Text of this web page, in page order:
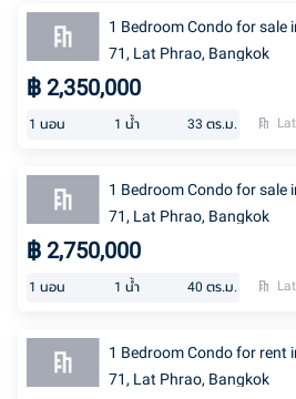
1 Bedroom Condo for sale
71, Lat Phrao, Bangkok
฿ 2,350,000
1 นอน 1 น้ำ 33 ตร.ม.
1 Bedroom Condo for sale
71, Lat Phrao, Bangkok
฿ 2,750,000
1 นอน 1 น้ำ 40 ตร.ม.
1 Bedroom Condo for rent
71, Lat Phrao, Bangkok